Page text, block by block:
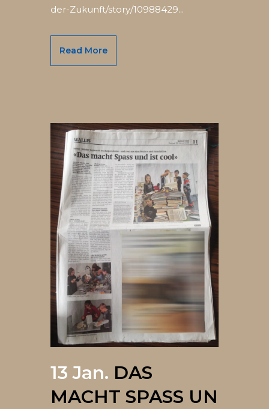
der-Zukunft/story/10988429...
Read More
13 Jan. DAS
MACHT SPASS UN